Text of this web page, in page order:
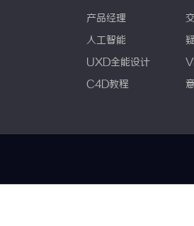
产品经理
人工智能
UXD全能设计
C4D教程